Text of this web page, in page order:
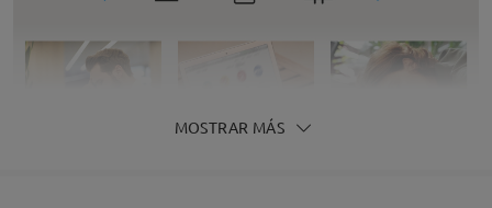
MOSTRAR MÁS